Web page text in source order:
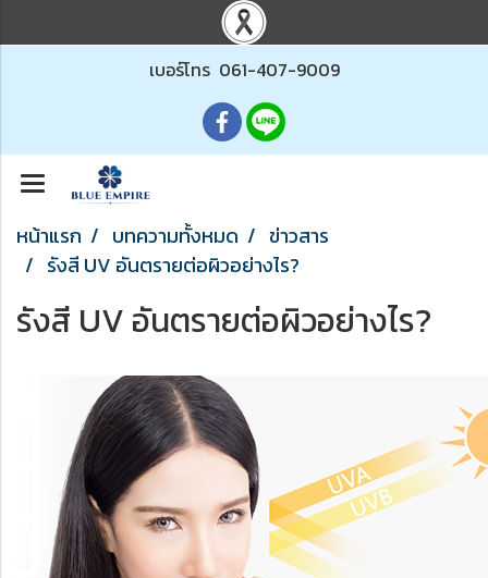
เบอร์โทร 061-407-9009
หน้าแรก บทความทั้งหมด
ข่าวสาร
รังสี UV อันตรายต่อผิวอย่างไร?
รังสี UV อันตรายต่อผิวอย่างไร?